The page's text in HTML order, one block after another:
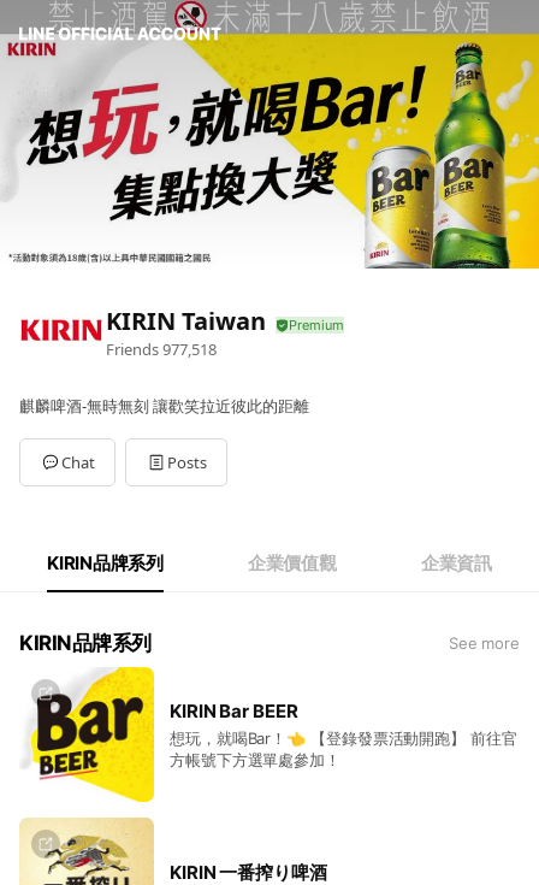
KIRIN Taiwan
Friends977,518
麒麟啤酒-無時無刻 讓歡笑拉近彼此的距離
Chat Posts
KIRIN品牌系列 企業價值觀 企業資訊
KIRIN品牌系列 See more
KIRIN Bar BEER
想玩，就喝Bar！👈 【登錄發票活動開跑】 前往官
方帳號下方選單處參加！
KIRIN 一番搾り啤酒